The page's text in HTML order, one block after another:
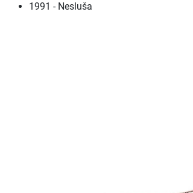
1991 - Nesluša